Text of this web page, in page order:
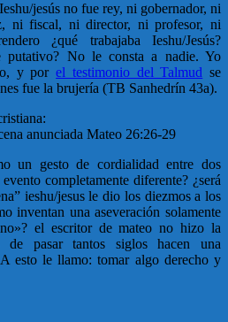
jesús no fue rey, ni gobernador, ni
ni fiscal, ni director, ni profesor, ni
¿qué trabajaba Ieshu/Jesús?
putativo? No le consta a nadie. Yo
y porel testimonio del Talmud se
fue la brujería (TB Sanhedrín 43a).
anunciada Mateo 26:26-29
un gesto de cordialidad entre dos
completamente diferente? ¿será
ieshu/jesus le dio los diezmos a los
inventan una aseveración solamente
el escritor de mateo no hizo la
de pasar tantos siglos hacen una
esto le llamo: tomar algo derecho y